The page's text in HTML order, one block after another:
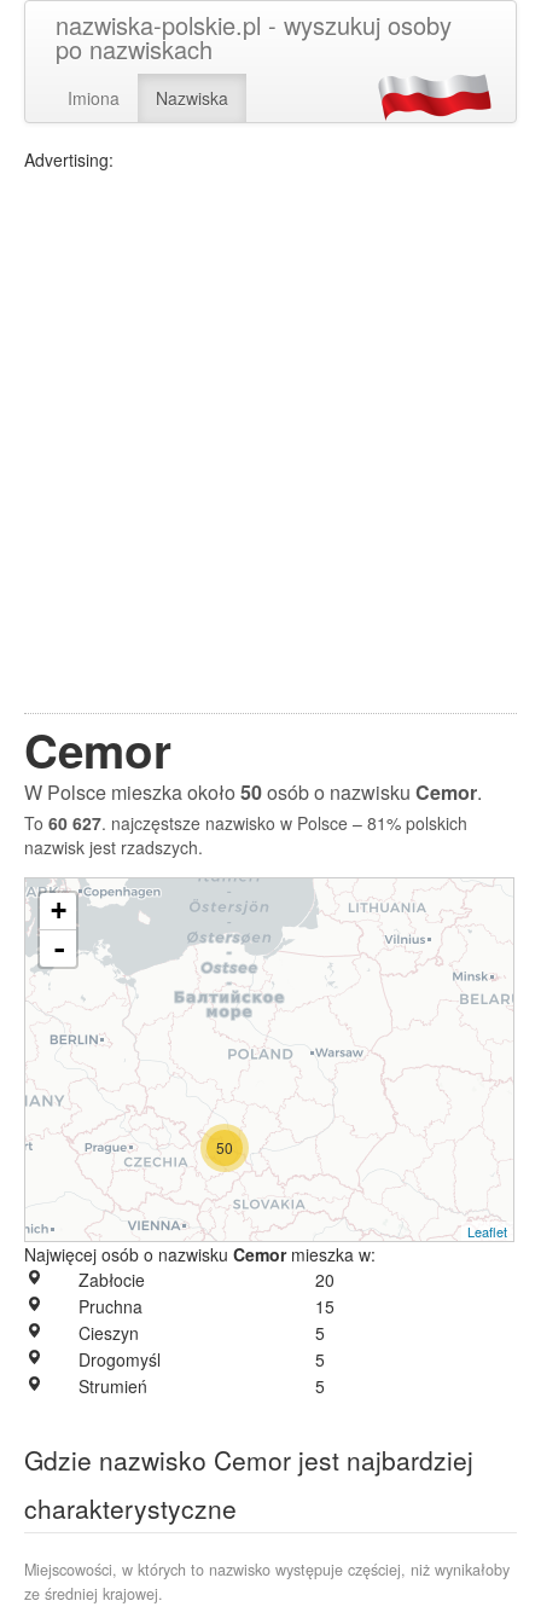
nazwiska-polskie.pl - wyszukuj osoby
po nazwiskach
Imiona Nazwiska
Advertising:
Cemor
W Polsce mieszka około50osób o nazwisku Cemor.
To 60 627. najczęstsze nazwisko w Polsce – 81% polskich
nazwisk jest rzadszych.
50
+
-
Leaflet
Najwięcej osób o nazwisku Cemormieszka w:
Zabłocie
20
Pruchna
15
Cieszyn
5
Drogomyśl
5
Strumień
5
Gdzie nazwisko Cemor jest najbardziej
charakterystyczne
Miejscowości, w których to nazwisko występuje częściej, niż wynikałoby
ze średniej krajowej.